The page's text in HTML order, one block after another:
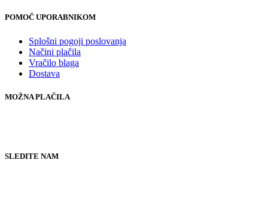
POMOČ UPORABNIKOM
Splošni pogoji poslovanja
Načini plačila
Vračilo blaga
Dostava
MOŽNA PLAČILA
SLEDITE NAM